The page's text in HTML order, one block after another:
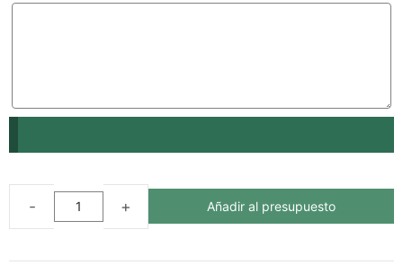
PUERTA
SEVILLA
Añadir al presupuesto